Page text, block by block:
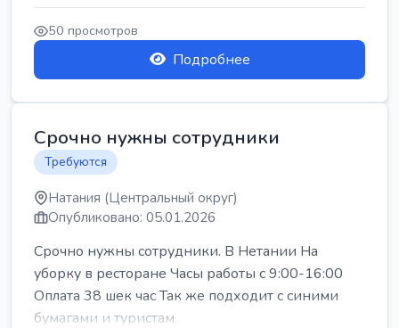
50 просмотров
Подробнее
Срочно нужны сотрудники
Требуются
Натания (Центральный округ)
Опубликовано: 05.01.2026
Срочно нужны сотрудники. В Нетании На
уборку в ресторане Часы работы с 9:00-16:00
Оплата 38 шек час Так же подходит с синими
бумагами и туристам